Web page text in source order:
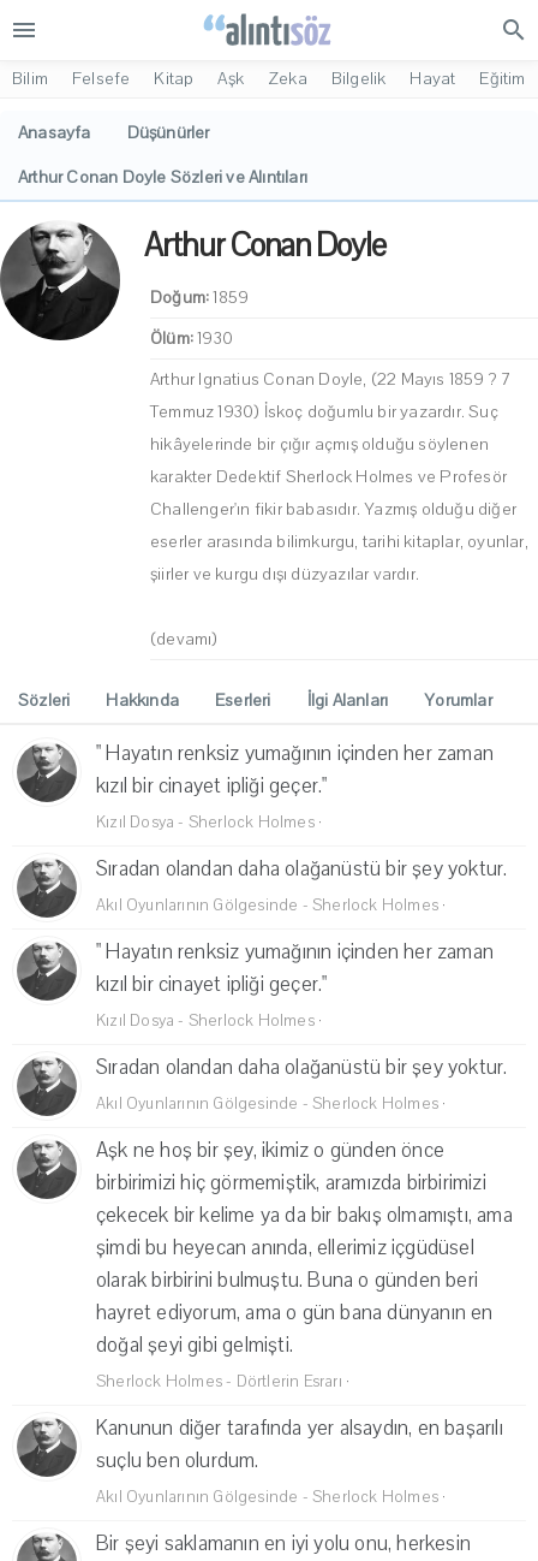
menu search
Bilim Felsefe Kitap Aşk Zeka Bilgelik Hayat Eğitim
Anasayfa
Düşünürler
Arthur Conan Doyle Sözleri ve Alıntıları
Arthur Conan Doyle
Doğum:1859
Ölüm:1930
Arthur Ignatius Conan Doyle, (22 Mayıs 1859 ? 7
Temmuz 1930) İskoç doğumlu bir yazardır. Suç
hikâyelerinde bir çığır açmış olduğu söylenen
karakter Dedektif Sherlock Holmes ve Profesör
Challenger'ın fikir babasıdır. Yazmış olduğu diğer
eserler arasında bilimkurgu, tarihi kitaplar, oyunlar,
şiirler ve kurgu dışı düzyazılar vardır.
(devamı)
Sözleri Hakkında Eserleri İlgi Alanları Yorumlar
" Hayatın renksiz yumağının içinden her zaman
kızıl bir cinayet ipliği geçer."
Kızıl Dosya - Sherlock Holmes·
Sıradan olandan daha olağanüstü bir şey yoktur.
Akıl Oyunlarının Gölgesinde - Sherlock Holmes ·
" Hayatın renksiz yumağının içinden her zaman
kızıl bir cinayet ipliği geçer."
Kızıl Dosya - Sherlock Holmes·
Sıradan olandan daha olağanüstü bir şey yoktur.
Akıl Oyunlarının Gölgesinde - Sherlock Holmes ·
Aşk ne hoş bir şey, ikimiz o günden önce
birbirimizi hiç görmemiştik, aramızda birbirimizi
çekecek bir kelime ya da bir bakış olmamıştı, ama
şimdi bu heyecan anında, ellerimiz içgüdüsel
olarak birbirini bulmuştu. Buna o günden beri
hayret ediyorum, ama o gün bana dünyanın en
doğal şeyi gibi gelmişti.
Sherlock Holmes - Dörtlerin Esrarı ·
Kanunun diğer tarafında yer alsaydın, en başarılı
suçlu ben olurdum.
Akıl Oyunlarının Gölgesinde - Sherlock Holmes ·
Bir şeyi saklamanın en iyi yolu onu, herkesin